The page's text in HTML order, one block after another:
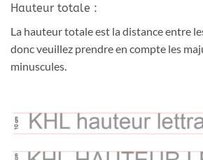
Hauteur totale :
La hauteur totale est la distance entre
donc veuillez prendre en compte les
minuscules.